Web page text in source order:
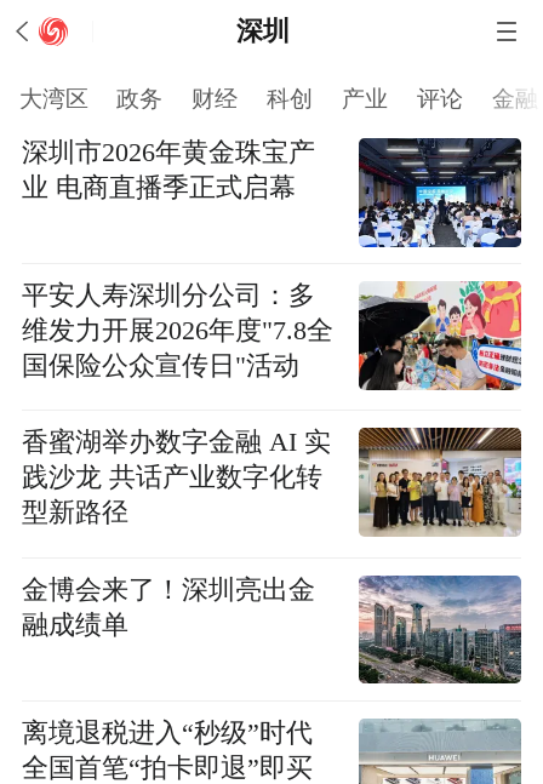
深圳
大湾区 政务 财经 科创 产业 评论 金融
深圳市2026年黄金珠宝产
业 电商直播季正式启幕
平安人寿深圳分公司：多
维发力开展2026年度"7.8全
国保险公众宣传日"活动
香蜜湖举办数字金融 AI 实
践沙龙 共话产业数字化转
型新路径
金博会来了！深圳亮出金
融成绩单
离境退税进入“秒级”时代
全国首笔“拍卡即退”即买